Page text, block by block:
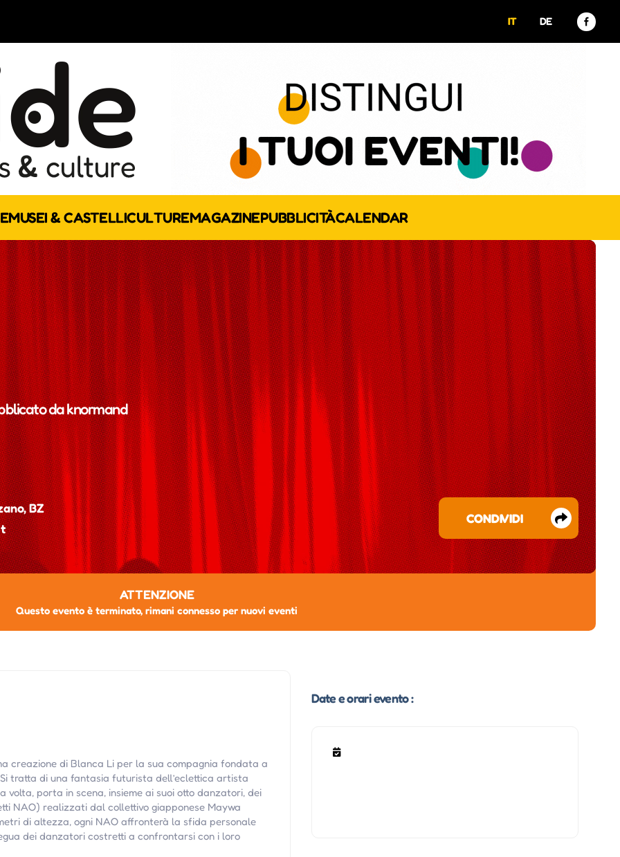
IT DE
MUSEI & CASTELLICULTUREMAGAZINEPUBBLICITÀCALENDAR
daknormand
BZ
CONDIVIDI
ATTENZIONE
Questo evento è terminato, rimani connesso per nuovi eventi
creazione di Blanca Li per la sua compagnia fondata a
tratta di una fantasia futurista dell’eclettica artista
volta, porta in scena, insieme ai suoi otto danzatori, dei
NAO) realizzati dal collettivo giapponese Maywa
di altezza, ogni NAO affronterà la sfida personale
dei danzatori costretti a confrontarsi con i loro
Date e orari evento :